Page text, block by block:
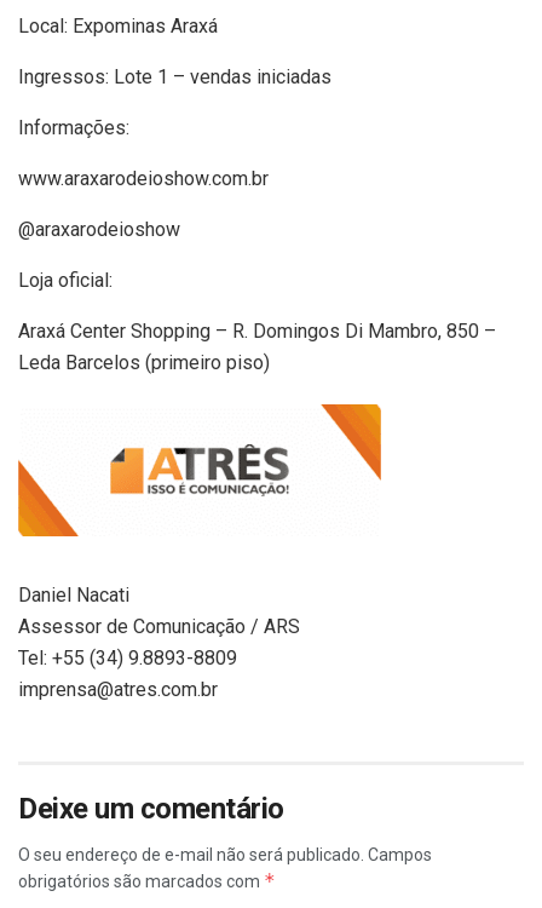
Local: Expominas Araxá
Ingressos: Lote 1 – vendas iniciadas
Informações:
www.araxarodeioshow.com.br
@araxarodeioshow
Loja oficial:
Araxá Center Shopping – R. Domingos Di Mambro, 850 –
Leda Barcelos (primeiro piso)
Daniel Nacati
Assessor de Comunicação / ARS
Tel: +55 (34) 9.8893-8809
imprensa@atres.com.br
Deixe um comentário
O seu endereço de e-mail não será publicado. Campos
obrigatórios são marcados com *